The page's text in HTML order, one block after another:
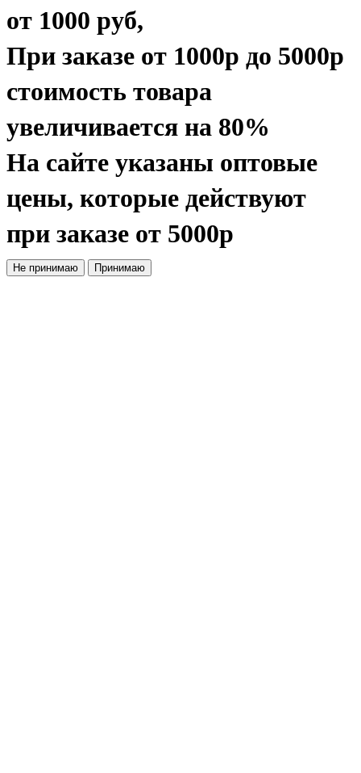
от 1000 руб,
При заказе от 1000р до 5000р
стоимость товара
увеличивается на 80%
На сайте указаны оптовые
цены, которые действуют
при заказе от 5000р
Не принимаю Принимаю